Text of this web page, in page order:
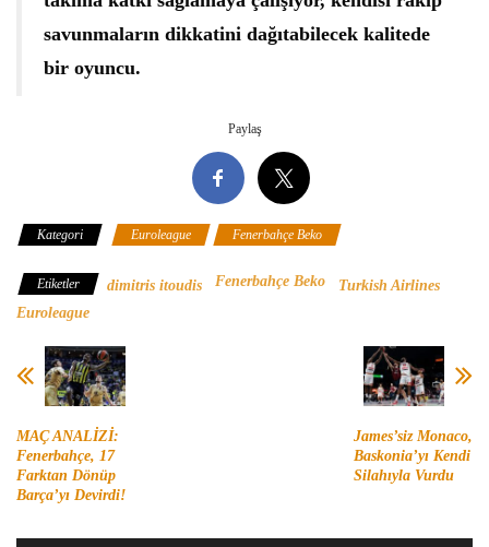
savunmaların dikkatini dağıtabilecek kalitede
bir oyuncu.
Paylaş
Kategori Euroleague Fenerbahçe Beko
Etiketler dimitris itoudis Fenerbahçe Beko
Turkish Airlines
Euroleague
MAÇ ANALİZİ:
Fenerbahçe, 17
Farktan Dönüp
Barça’yı Devirdi!
James’siz Monaco,
Baskonia’yı Kendi
Silahıyla Vurdu